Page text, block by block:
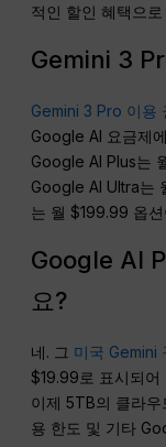
적인 할인 혜택으
Gemini 3
Gemini 3 Pro 이용
Google AI 요금제
Google AI Plus는
Google AI Ultra는
는 월 $199.99 옵
Google AI
요?
네. 그 미국 Gemini
$19.99로 표시되어
이제 5TB의 클라
용 한도 및 기타